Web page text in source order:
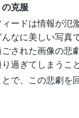
の克服
ードは情報が氾
なに美しい写真
された画像の悲
過ぎてしまうこ
で、この悲劇